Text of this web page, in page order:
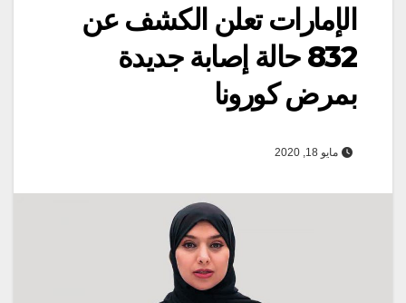
الإمارات تعلن الكشف عن
832 حالة إصابة جديدة
بمرض كورونا
مايو 18, 2020